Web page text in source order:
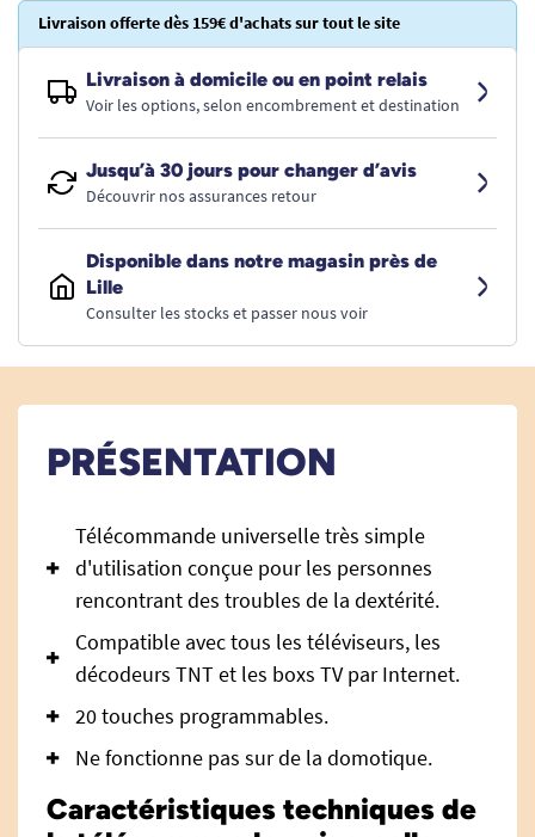
Livraison offerte dès 159€ d'achats sur tout le site
Livraison à domicile ou en point relais
Voir les options, selon encombrement et destination
Jusqu’à 30 jours pour changer d’avis
Découvrir nos assurances retour
Disponible dans notre magasin près de
Lille
Consulter les stocks et passer nous voir
PRÉSENTATION
Télécommande universelle très simple
d'utilisation conçue pour les personnes
rencontrant des troubles de la dextérité.
Compatible avec tous les téléviseurs, les
décodeurs TNT et les boxs TV par Internet.
20 touches programmables.
Ne fonctionne pas sur de la domotique.
Caractéristiques techniques de